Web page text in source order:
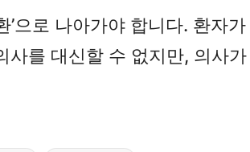
로 나아가야 합니다. 환자
를 대신할 수 없지만, 의사